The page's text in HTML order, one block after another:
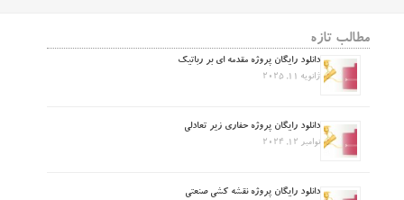
مطالب تازه
دانلود رایگان پروژه مقدمه ای بر رباتیک
ژانویه 11, 2025
دانلود رایگان پروژه حفاری زیر تعادلی
نوامبر 12, 2024
دانلود رایگان پروژه نقشه کشی صنعتی